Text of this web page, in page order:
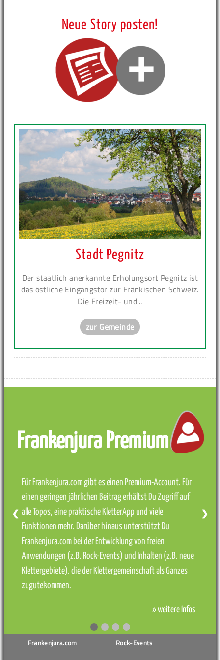
Neue Story posten!
Stadt Pegnitz
Der staatlich anerkannte Erholungsort Pegnitz ist
das östliche Eingangstor zur Fränkischen Schweiz.
Die Freizeit- und...
zur Gemeinde
Frankenjura Premium
Für Frankenjura.com gibt es einen Premium-Account. Für
einen geringen jährlichen Beitrag erhältst Du Zugriff auf
alle Topos, eine praktische KletterApp und viele
Funktionen mehr. Darüber hinaus unterstützt Du
Frankenjura.com bei der Entwicklung von freien
Anwendungen (z.B. Rock-Events) und Inhalten (z.B. neue
Klettergebiete), die der Klettergemeinschaft als Ganzes
zugutekommen.
» weitere Infos
❮ ❯
Frankenjura.com Rock-Events